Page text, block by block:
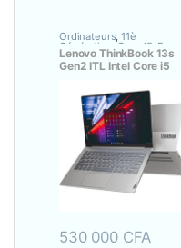
Ordinateurs,11è
Génération , Core i5 Ecran
13.3 Pouces,Portatifs,
Processeur Intel
Lenovo ThinkBook 13s
Gen2 ITL Intel Core i5
13.3 Pouces
530 000 CFA